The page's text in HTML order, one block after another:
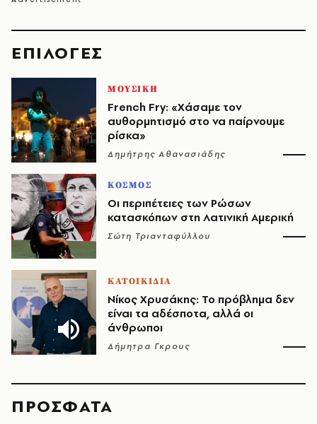
EΠΙΛΟΓΈΣ
ΜΟΥΣΙΚΗ
French Fry: «Χάσαμε τον
αυθορμητισμό στο να παίρνουμε
ρίσκα»
Δημήτρης Αθανασιάδης
ΚΟΣΜΟΣ
Οι περιπέτειες των Ρώσων
κατασκόπων στη Λατινική Αμερική
Σώτη Τριανταφύλλου
ΚΑΤΟΙΚΙΔΙΑ
Νίκος Χρυσάκης: Το πρόβλημα δεν
είναι τα αδέσποτα, αλλά οι
άνθρωποι
Δήμητρα Γκρους
ΠΡΟΣΦΑΤΑ